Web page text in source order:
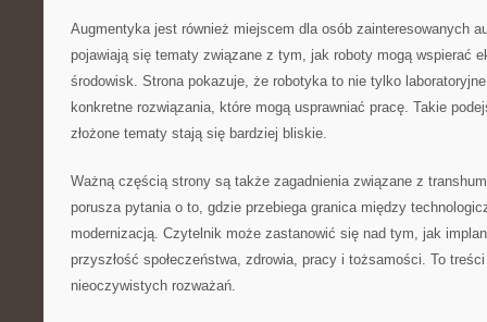
Augmentyka jest również miejscem dla osób zainteresowanych
pojawiają się tematy związane z tym, jak roboty mogą wspierać
środowisk. Strona pokazuje, że robotyka to nie tylko
konkretne rozwiązania, które mogą usprawniać pracę. Takie
złożone tematy stają się bardziej bliskie.
Ważną częścią strony są także zagadnienia związane z
porusza pytania o to, gdzie przebiega granica między
modernizacją. Czytelnik może zastanowić się nad tym, jak
przyszłość społeczeństwa, zdrowia, pracy i tożsamości. To
nieoczywistych rozważań.